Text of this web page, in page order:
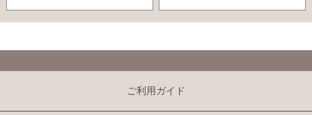
ご利用ガイド